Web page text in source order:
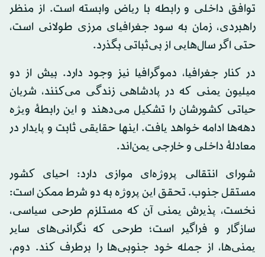
توافق داخلی و رابطه با ریاض وابسته است. از منظر
راهبردی، زمان به سود جغرافیای مرزی طولانی است،
حتی اگر سال‌هایی از بی‌ثباتی بگذرد.
در کنار جغرافیا، دموگرافیا نیز وجود دارد. بیش از دو
میلیون یمنی که در پادشاهی زندگی می‌کنند، شریان
حیاتی کشورشان را تشکیل می‌دهند و این رابطهٔ ویژه
دهه‌ها ادامه خواهد یافت. اینها حقایقی ثابت و پایدار در
معادلهٔ داخلی و خارجی یمن‌اند.
شورای انتقالی پروژه‌ای موازی دارد: احیای کشور
مستقل جنوب. تحقق این پروژه به دو شرط ممکن است:
نخست، پذیرش یمنی آن که مستلزم طرحی سیاسی،
سازگار و فراگیر است؛ طرحی که نگرانی‌های سایر
یمنی‌ها، از جمله خود جنوبی‌ها را برطرف کند. دوم،